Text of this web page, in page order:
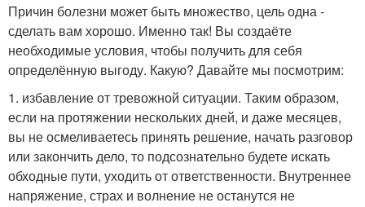
Причин болезни может быть множество, цель одна -
сделать вам хорошо. Именно так! Вы создаёте
необходимые условия, чтобы получить для себя
определённую выгоду. Какую? Давайте мы посмотрим:
1. избавление от тревожной ситуации. Таким образом,
если на протяжении нескольких дней, и даже месяцев,
вы не осмеливаетесь принять решение, начать разговор
или закончить дело, то подсознательно будете искать
обходные пути, уходить от ответственности. Внутреннее
напряжение, страх и волнение не останутся не